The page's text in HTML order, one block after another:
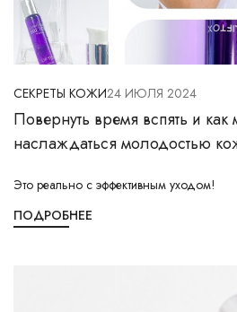
СЕКРЕТЫ КОЖИ24 ИЮЛЯ 2024
Повернуть время вспять и
наслаждаться молодостью
Это реально с эффективным уходом!
ПОДРОБНЕЕ